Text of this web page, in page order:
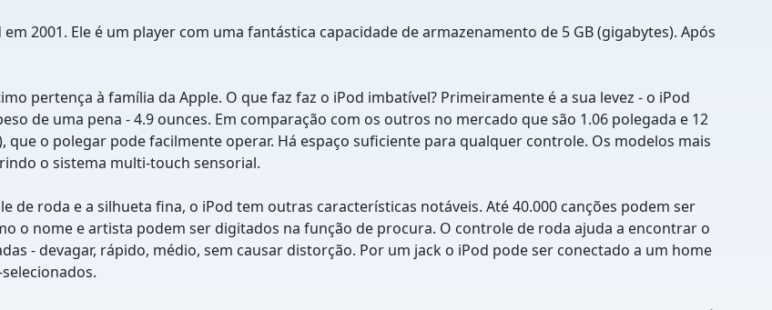
2001. Ele é um player com uma fantástica capacidade de armazenamento de 5 GB (gigabytes). Após
pertença à família da Apple. O que faz faz o iPod imbatível? Primeiramente é a sua levez - o iPod
de uma pena - 4.9 ounces. Em comparação com os outros no mercado que são 1.06 polegada e 12
que o polegar pode facilmente operar. Há espaço suficiente para qualquer controle. Os modelos mais
o sistema multi-touch sensorial.
de roda e a silhueta fina, o iPod tem outras características notáveis. Até 40.000 canções podem ser
o nome e artista podem ser digitados na função de procura. O controle de roda ajuda a encontrar o
- devagar, rápido, médio, sem causar distorção. Por um jack o iPod pode ser conectado a um home